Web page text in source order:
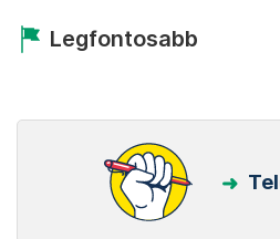
Legfontosabb